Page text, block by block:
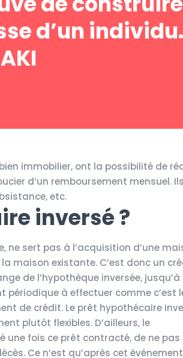
d’un
immobilier, ont la possibilité de
d’un remboursement mensuel. Ils
etc.
inversé ?
sert pas à l’acquisition d’une
maison existante. C’est donc un
de l’hypothèque inversée, jusqu’à
périodique à effectuer comme c’est
de crédit. Le prêt hypothécaire
plutôt flexibles. D’ailleurs, le
une fois ce prêt contracté, de ne pas
Ce n’est qu’après cet